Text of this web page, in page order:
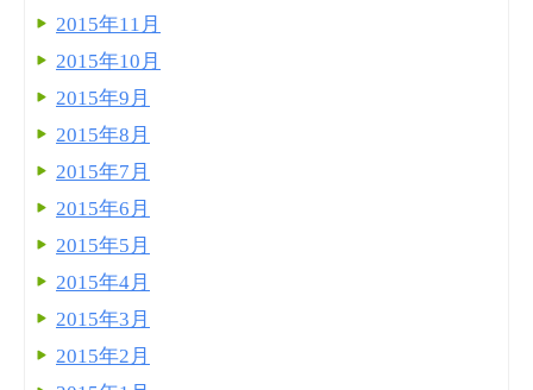
2015年11月
2015年10月
2015年9月
2015年8月
2015年7月
2015年6月
2015年5月
2015年4月
2015年3月
2015年2月